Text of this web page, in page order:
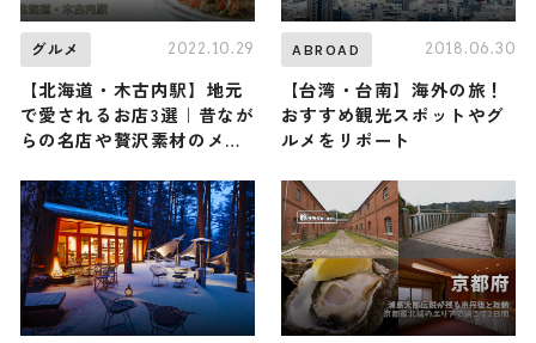
グルメ 2022.10.29
【北海道・木古内駅】地元
で愛されるお店3選｜昔なが
らの名店や贅沢素材のメニ
ABROAD 2018.06.30
【台湾・台南】海外の旅！
おすすめ観光スポットやグ
ルメをリポート